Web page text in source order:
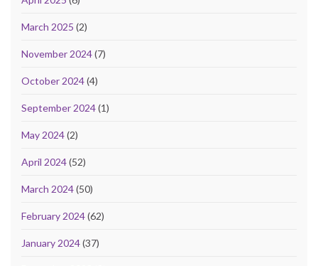
March 2025 (2)
November 2024(7)
October 2024(4)
September 2024(1)
May 2024(2)
April 2024(52)
March 2024(50)
February 2024(62)
January 2024(37)